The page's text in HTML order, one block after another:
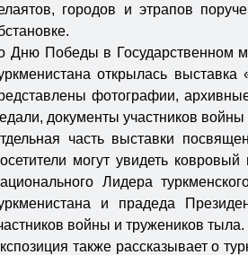
городов и этрапов
Дню Победы в Государственном
открылась
фотографии,
документы участников
часть выставки
могут увидеть
Лидера
и прадеда
войны и тружеников тыла.
также рассказывает о